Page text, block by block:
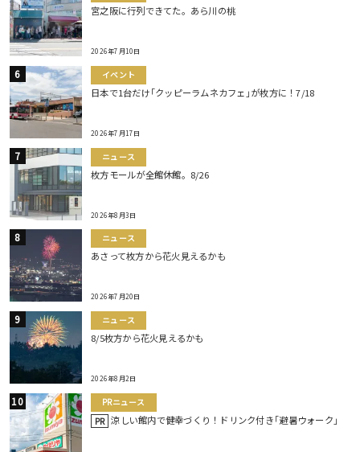
宮之阪に行列できてた。あら川の桃
2026年7月10日
イベント
日本で1台だけ｢クッピーラムネカフェ｣が枚方に！7/18
2026年7月17日
ニュース
枚方モールが全館休館。8/26
2026年8月3日
ニュース
あさって枚方から花火見えるかも
2026年7月20日
ニュース
8/5枚方から花火見えるかも
2026年8月2日
PRニュース
PR 涼しい館内で健幸づくり！ドリンク付き｢避暑ウォーク｣